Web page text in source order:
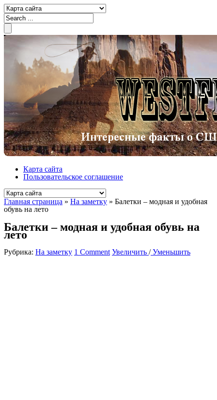
Карта сайта
Пользовательское соглашение
Главная страница » На заметку » Балетки – модная и удобная
обувь на лето
Балетки – модная и удобная обувь на
лето
Рубрика: На заметку 1 Comment Увеличить /Уменьшить